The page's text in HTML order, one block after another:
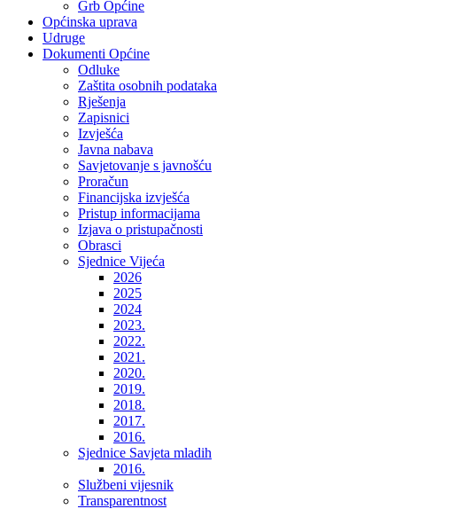
Grb Općine
Općinska uprava
Udruge
Dokumenti Općine
Odluke
Zaštita osobnih podataka
Rješenja
Zapisnici
Izvješća
Javna nabava
Savjetovanje s javnošću
Proračun
Financijska izvješća
Pristup informacijama
Izjava o pristupačnosti
Obrasci
Sjednice Vijeća
2026
2025
2024
2023.
2022.
2021.
2020.
2019.
2018.
2017.
2016.
Sjednice Savjeta mladih
2016.
Službeni vijesnik
Transparentnost